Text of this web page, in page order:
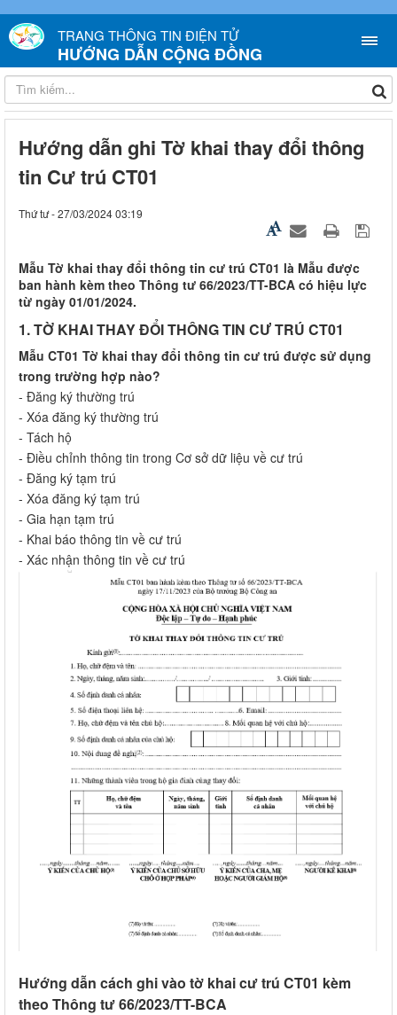
TRANG THÔNG TIN ĐIỆN TỬ
HƯỚNG DẪN CỘNG ĐỒNG
Hướng dẫn ghi Tờ khai thay đổi thông
tin Cư trú CT01
Thứ tư - 27/03/2024 03:19
Mẫu Tờ khai thay đổi thông tin cư trú CT01 là Mẫu được
ban hành kèm theo Thông tư 66/2023/TT-BCA có hiệu lực
từ ngày 01/01/2024.
1. TỜ KHAI THAY ĐỔI THÔNG TIN CƯ TRÚ CT01
Mẫu CT01 Tờ khai thay đổi thông tin cư trú được sử dụng
trong trường hợp nào?
- Đăng ký thường trú
- Xóa đăng ký thường trú
- Tách hộ
- Điều chỉnh thông tin trong Cơ sở dữ liệu về cư trú
- Đăng ký tạm trú
- Xóa đăng ký tạm trú
- Gia hạn tạm trú
- Khai báo thông tin về cư trú
- Xác nhận thông tin về cư trú
Hướng dẫn cách ghi vào tờ khai cư trú CT01 kèm
theo Thông tư 66/2023/TT-BCA